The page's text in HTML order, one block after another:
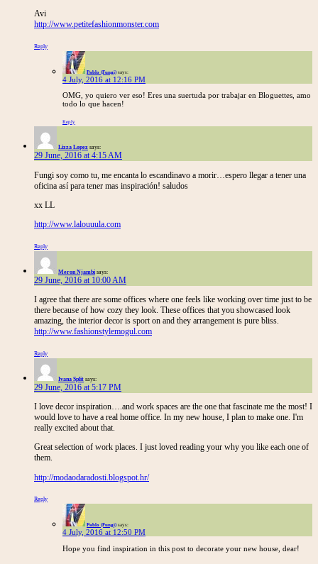
Avi
http://www.petitefashionmonster.com
Reply
Pablo (Fungi) says:
4 July, 2016 at 12:16 PM
OMG, yo quiero ver eso! Eres una suertuda por trabajar en Bloguettes, amo
todo lo que hacen!
Reply
Lizza Lopez says:
29 June, 2016 at 4:15 AM
Fungi soy como tu, me encanta lo escandinavo a morir…espero llegar a tener una
oficina así para tener mas inspiración! saludos
xx LL
http://www.lalouuula.com
Reply
Meron Njambi says:
29 June, 2016 at 10:00 AM
I agree that there are some offices where one feels like working over time just to be
there because of how cozy they look. These offices that you showcased look
amazing, the interior decor is sport on and they arrangement is pure bliss.
http://www.fashionstylemogul.com
Reply
Ivana Split says:
29 June, 2016 at 5:17 PM
I love decor inspiration….and work spaces are the one that fascinate me the most! I
would love to have a real home office. In my new house, I plan to make one. I'm
really excited about that.
Great selection of work places. I just loved reading your why you like each one of
them.
http://modaodaradosti.blogspot.hr/
Reply
Pablo (Fungi) says:
4 July, 2016 at 12:50 PM
Hope you find inspiration in this post to decorate your new house, dear!